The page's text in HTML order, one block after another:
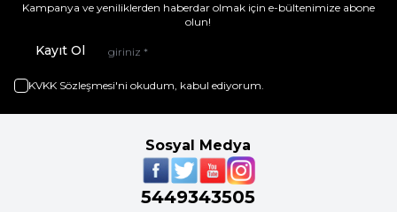
Kampanya ve yeniliklerden haberdar olmak için e-bültenimize abone
olun!
Kayıt Ol
KVKK Sözleşmesi'ni okudum, kabul ediyorum.
Sosyal Medya
5449343505